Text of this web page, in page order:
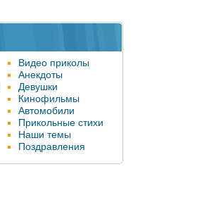
Видео приколы
Анекдоты
Девушки
Кинофильмы
Автомобили
Прикольные стихи
Наши темы
Поздравления